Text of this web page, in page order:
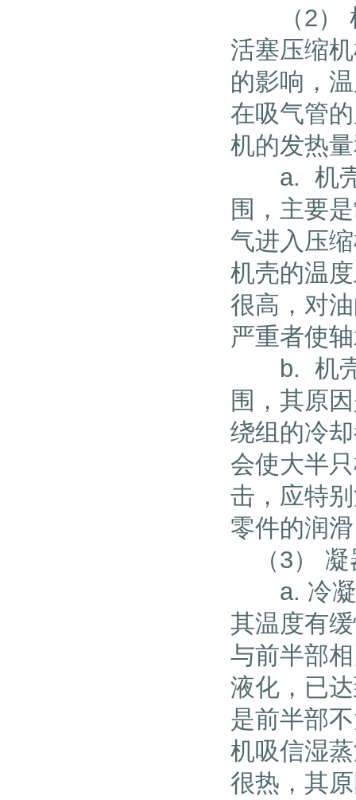
（2） 机
活塞压缩
的影响，
在吸气管
机的发热
a. 机壳
围，主要
气进入压
机壳的温
很高，对
严重者使
b. 机壳
围，其原
绕组的冷
会使大半
击，应特
零件的润
（3） 凝
a. 冷凝
其温度有
与前半部
液化，已
是前半部
机吸信湿
很热，其